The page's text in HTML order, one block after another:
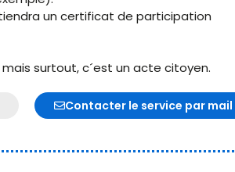
un certificat de participation
surtout, c´est un acte citoyen.
Contacter le service par mail